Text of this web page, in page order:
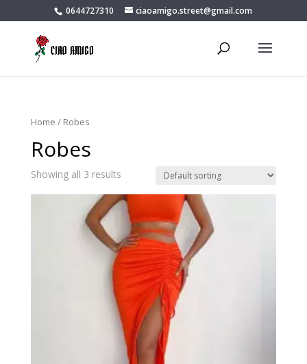
0644727310 ciaoamigo.street@gmail.com
Home / Robes
Robes
Showing all 3 results